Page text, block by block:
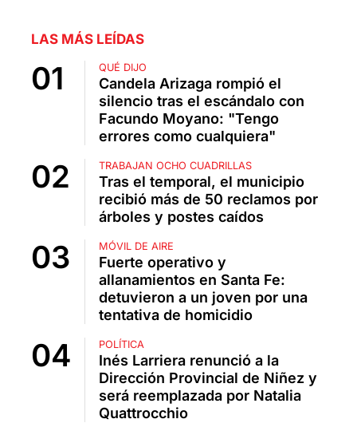
LAS MÁS LEÍDAS
QUÉ DIJO
Candela Arizaga rompió el
silencio tras el escándalo con
Facundo Moyano: "Tengo
errores como cualquiera"
TRABAJAN OCHO CUADRILLAS
Tras el temporal, el municipio
recibió más de 50 reclamos por
árboles y postes caídos
MÓVIL DE AIRE
Fuerte operativo y
allanamientos en Santa Fe:
detuvieron a un joven por una
tentativa de homicidio
POLÍTICA
Inés Larriera renunció a la
Dirección Provincial de Niñez y
será reemplazada por Natalia
Quattrocchio